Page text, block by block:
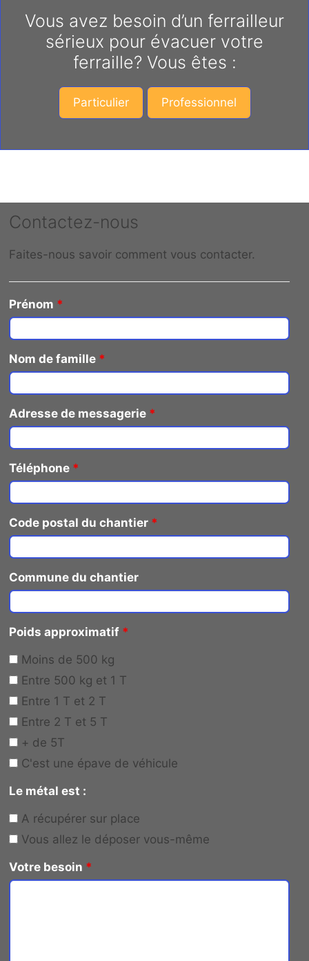
Vous avez besoin d’un ferrailleur
sérieux pour évacuer votre
ferraille? Vous êtes :
Particulier Professionnel
Contactez-nous
Faites-nous savoir comment vous contacter.
Prénom *
Nom de famille *
Adresse de messagerie *
Téléphone *
Code postal du chantier *
Commune du chantier
Poids approximatif *
Moins de 500 kg
Entre 500 kg et 1 T
Entre 1 T et 2 T
Entre 2 T et 5 T
+ de 5T
C'est une épave de véhicule
Le métal est :
A récupérer sur place
Vous allez le déposer vous-même
Votre besoin *